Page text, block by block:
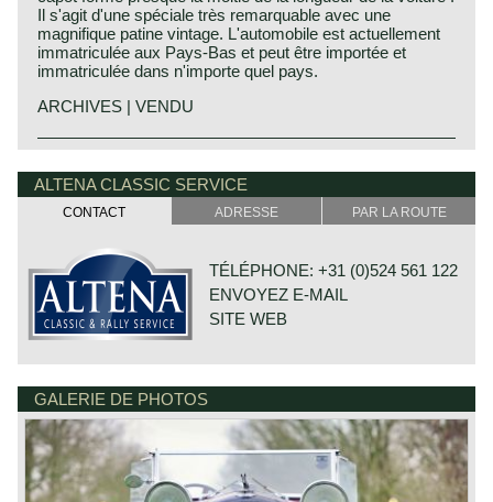
Il s'agit d'une spéciale très remarquable avec une
magnifique patine vintage. L'automobile est actuellement
immatriculée aux Pays-Bas et peut être importée et
immatriculée dans n'importe quel pays.
ARCHIVES | VENDU
ALTENA CLASSIC SERVICE
CONTACT ADRESSE PAR LA ROUTE
TÉLÉPHONE: +31 (0)524 561 122
ENVOYEZ E-MAIL
SITE WEB
DE VAART 23
7784 DK GRAMSBERGEN
PAYS-BAS
GALERIE DE PHOTOS